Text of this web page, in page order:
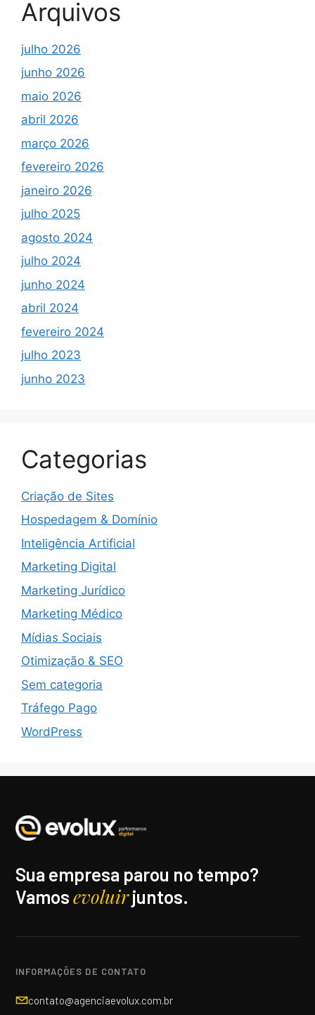
Arquivos
julho 2026
junho 2026
maio 2026
abril 2026
março 2026
fevereiro 2026
janeiro 2026
julho 2025
agosto 2024
julho 2024
junho 2024
abril 2024
fevereiro 2024
julho 2023
junho 2023
Categorias
Criação de Sites
Hospedagem & Domínio
Inteligência Artificial
Marketing Digital
Marketing Jurídico
Marketing Médico
Mídias Sociais
Otimização & SEO
Sem categoria
Tráfego Pago
WordPress
Sua empresa parou no tempo?
Vamosevoluirjuntos.
INFORMAÇÕES DE CONTATO
contato@agenciaevolux.com.br